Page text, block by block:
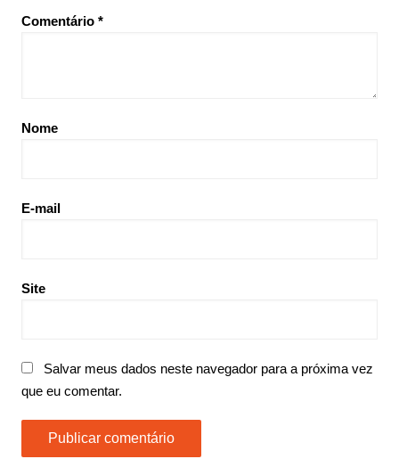
Comentário *
Nome
E-mail
Site
Salvar meus dados neste navegador para a próxima vez
que eu comentar.